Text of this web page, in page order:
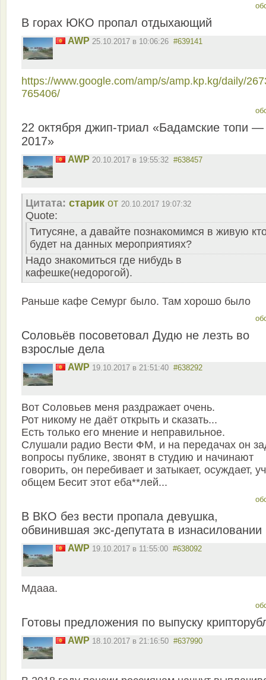
В горах ЮКО пропал отдыхающий
AWP 25.10.2017 в 10:06:26 #639141
https://www.google.com/amp/s/amp.kp.kg/daily/
765406/
22 октября джип-триал «Бадамские топи —
2017»
AWP 20.10.2017 в 19:55:32 #638457
Цитата: старик от 20.10.2017 19:07:32
Quote:
Титусяне, а давайте познакомимся в живую
будет на данных мероприятиях?
Надо знакомиться где нибудь в
кафешке(недорогой).
Раньше кафе Семург было. Там хорошо было
Соловьёв посоветовал Дудю не лезть во
взрослые дела
AWP 19.10.2017 в 21:51:40 #638292
Вот Соловьев меня раздражает очень.
Рот никому не даёт открыть и сказать...
Есть только его мнение и неправильное.
Слушали радио Вести ФМ, и на передачах он
вопросы публике, звонят в студию и начинают
говорить, он перебивает и затыкает, осуждает,
общем Бесит этот еба**лей...
В ВКО без вести пропала девушка,
обвинившая экс-депутата в изнасиловании
AWP 19.10.2017 в 11:55:00 #638092
Мдааа.
Готовы предложения по выпуску
AWP 18.10.2017 в 21:16:50 #637990